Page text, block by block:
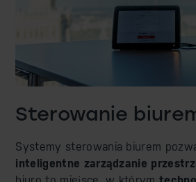
Sterowanie
Systemy sterowania biurem
inteligentne zarządzanie